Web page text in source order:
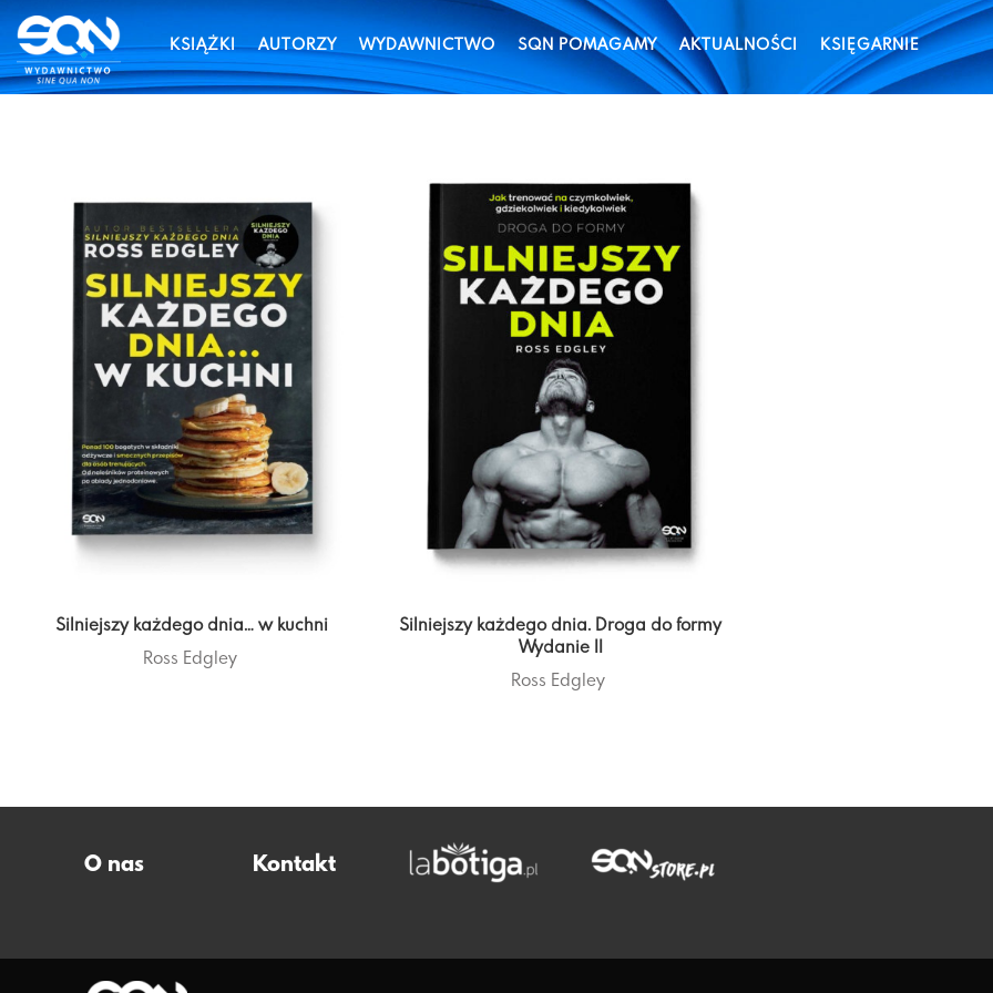
KSIĄŻKI AUTORZY WYDAWNICTWO SQN POMAGAMY AKTUALNOŚCI KSIĘGARNIE
Silniejszy każdego dnia… w kuchni
Ross Edgley
Silniejszy każdego dnia. Droga do formy
Wydanie II
Ross Edgley
O nas Kontakt